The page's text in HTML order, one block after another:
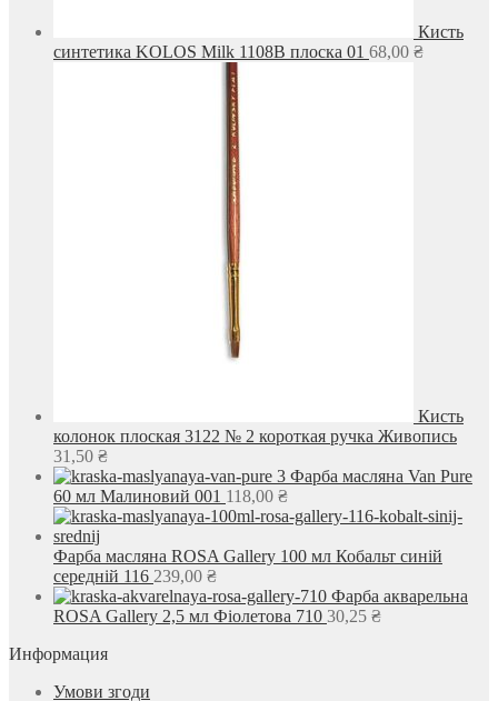
Кисть
синтетика KOLOS Milk 1108B плоска 01 68,00 ₴
Кисть
колонок плоская 3122 № 2 короткая ручка Живопись
31,50 ₴
Фарба масляна Van Pure
60 мл Малиновий 001 118,00 ₴
Фарба масляна ROSA Gallery 100 мл Кобальт синій
середній 116 239,00 ₴
Фарба акварельна
ROSA Gallery 2,5 мл Фіолетова 710 30,25 ₴
Информация
Умови згоди